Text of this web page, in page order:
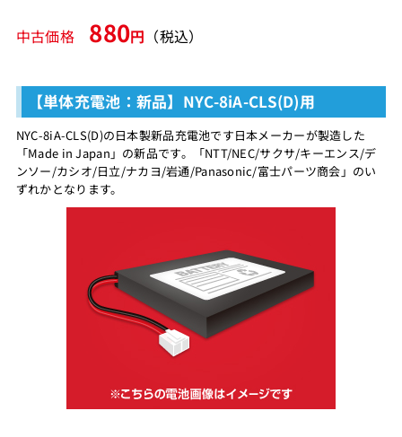
中古価格 880円 （税込）
【単体充電池：新品】NYC-8iA-CLS(D)用
NYC-8iA-CLS(D)の日本製新品充電池です日本メーカーが製造した
「Made in Japan」の新品です。「NTT/NEC/サクサ/キーエンス/デ
ンソー/カシオ/日立/ナカヨ/岩通/Panasonic/富士パーツ商会」のい
ずれかとなります。